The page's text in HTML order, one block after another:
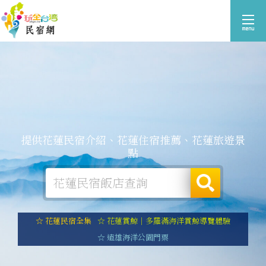
提供花蓮民宿介紹、花蓮住宿推薦、花蓮旅遊景
點
☆ 花蓮民宿全集 ☆ 花蓮賞鯨｜多羅滿海洋賞鯨導覽體驗
☆ 遠雄海洋公園門票